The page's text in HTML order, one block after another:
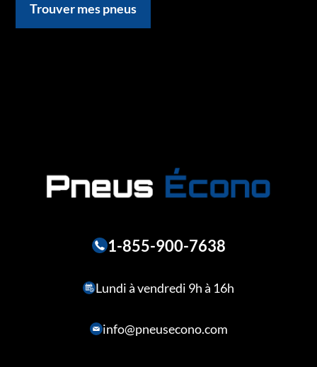
Trouver mes pneus
1-855-900-7638
Lundi à vendredi 9h à 16h
info@pneusecono.com